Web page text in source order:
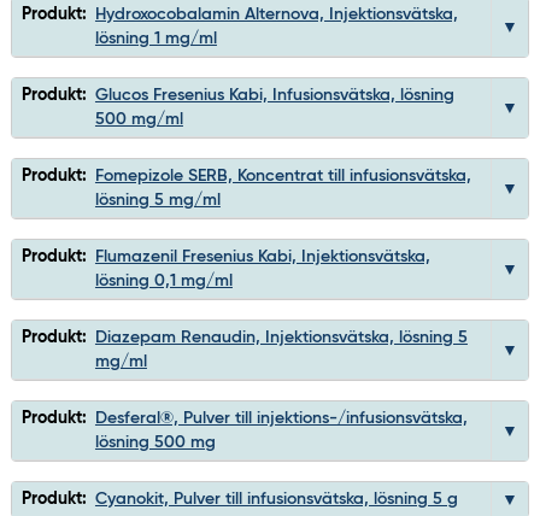
Produkt:
Hydroxocobalamin Alternova, Injektionsvätska,
lösning 1 mg/ml
Produkt: Glucos Fresenius Kabi, Infusionsvätska, lösning
500 mg/ml
Produkt:
Fomepizole SERB, Koncentrat till infusionsvätska,
lösning 5 mg/ml
Produkt:
Flumazenil Fresenius Kabi, Injektionsvätska,
lösning 0,1 mg/ml
Produkt:
Diazepam Renaudin, Injektionsvätska, lösning 5
mg/ml
Produkt:
Desferal®, Pulver till injektions-/infusionsvätska,
lösning 500 mg
Produkt: Cyanokit, Pulver till infusionsvätska, lösning 5 g